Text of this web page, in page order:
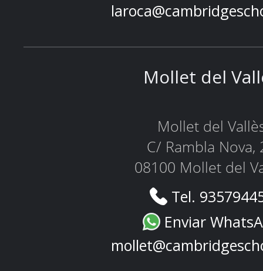
Mollet del
Mollet del
C/ Rambla Nova,
08100 Mollet del
Tel.
Enviar